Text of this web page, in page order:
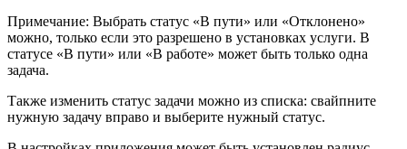
Примечание: Выбрать статус «В пути» или «Отклонено»
можно, только если это разрешено в установках услуги. В
статусе «В пути» или «В работе» может быть только одна
задача.
Также изменить статус задачи можно из списка: свайпните
нужную задачу вправо и выберите нужный статус.